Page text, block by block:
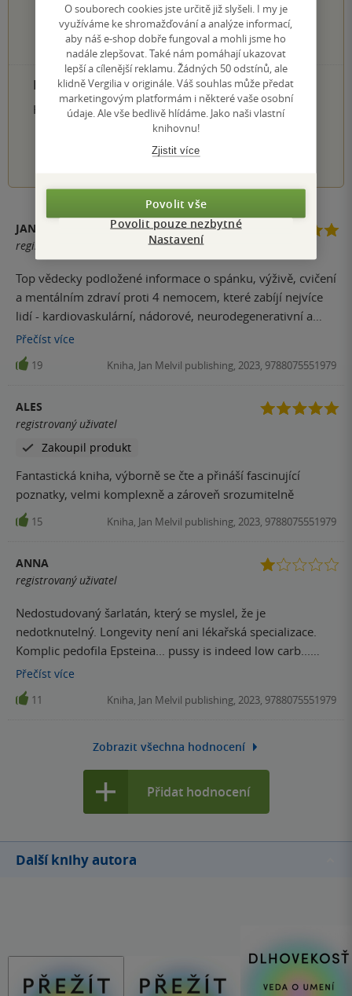
0×
3 hvězdičky
0×
2 hvězdičky
1×
1 hvezdička
PŘIDEJTE SVÉ HODNOCENÍ PRODUKTU
Hodnocení našich knihkupců: 0.0 z 5
3 4 5
JAN ZAVACKÝ
registrovaný uživatel
Top vědecky podložené informace o spánku, výživě, cvičení
a mentálním zdraví proti 4 nemocem, které zabíjí nejvíce
lidí - kardiovaskulární, nádorové, neurodegenerativní a
metabolické - doprovázené osobním příběhem a motivací
autora (kniha byla psaná a přepisovaná v průběhu 6 let,
autor si dal záležet)
Přečíst více
19 Kniha, Jan Melvil publishing, 2023, 9788075551979
ALES
registrovaný uživatel
Zakoupil produkt
Fantastická kniha, výborně se čte a přináší fascinující
poznatky, velmi komplexně a zároveň srozumitelně
15 Kniha, Jan Melvil publishing, 2023, 9788075551979
ANNA
registrovaný uživatel
Nedostudovaný šarlatán, který se myslel, že je
nedotknutelný. Longevity není ani lékařská specializace.
Komplic pedofila Epsteina... pussy is indeed low carb...
nechutné
Přečíst více
11 Kniha, Jan Melvil publishing, 2023, 9788075551979
Zobrazit všechna hodnocení
Přidat hodnocení
Další knihy autora
O souborech cookies jste určitě již slyšeli. I my je
využíváme ke shromažďování a analýze informací,
aby náš e-shop dobře fungoval a mohli jsme ho
nadále zlepšovat. Také nám pomáhají ukazovat
lepší a cílenější reklamu. Žádných 50 odstínů, ale
klidně Vergilia v originále. Váš souhlas může předat
marketingovým platformám i některé vaše osobní
údaje. Ale vše bedlivě hlídáme. Jako naši vlastní
knihovnu!
Zjistit více
Povolit vše
Povolit pouze nezbytné
Nastavení